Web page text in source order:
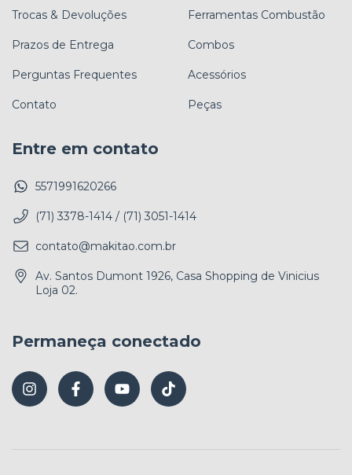
Trocas & Devoluções
Prazos de Entrega
Perguntas Frequentes
Contato
Ferramentas Combustão
Combos
Acessórios
Peças
Entre em contato
5571991620266
(71) 3378-1414 / (71) 3051-1414
contato@makitao.com.br
Av. Santos Dumont 1926, Casa Shopping de Vinicius
Loja 02.
Permaneça conectado